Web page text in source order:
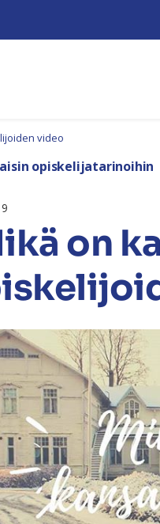
video
opiskelijatarinoihin
on